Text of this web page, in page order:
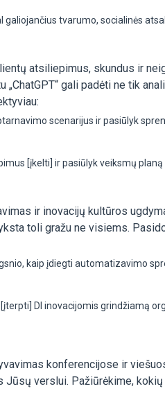
galiojančius tvarumo, socialinės
atsiliepimus, skundus ir
gali padėti ne tik
scenarijus ir pasiūlyk
[įkelti] ir pasiūlyk veiksmų planą
ir inovacijų kultūros
toli gražu ne visiems.
kaip įdiegti automatizavimo
DI inovacijomis grindžiamą
konferencijose ir
verslui. Pažiūrėkime, kokių